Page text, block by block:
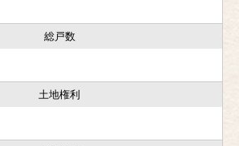
総戸数
土地権利